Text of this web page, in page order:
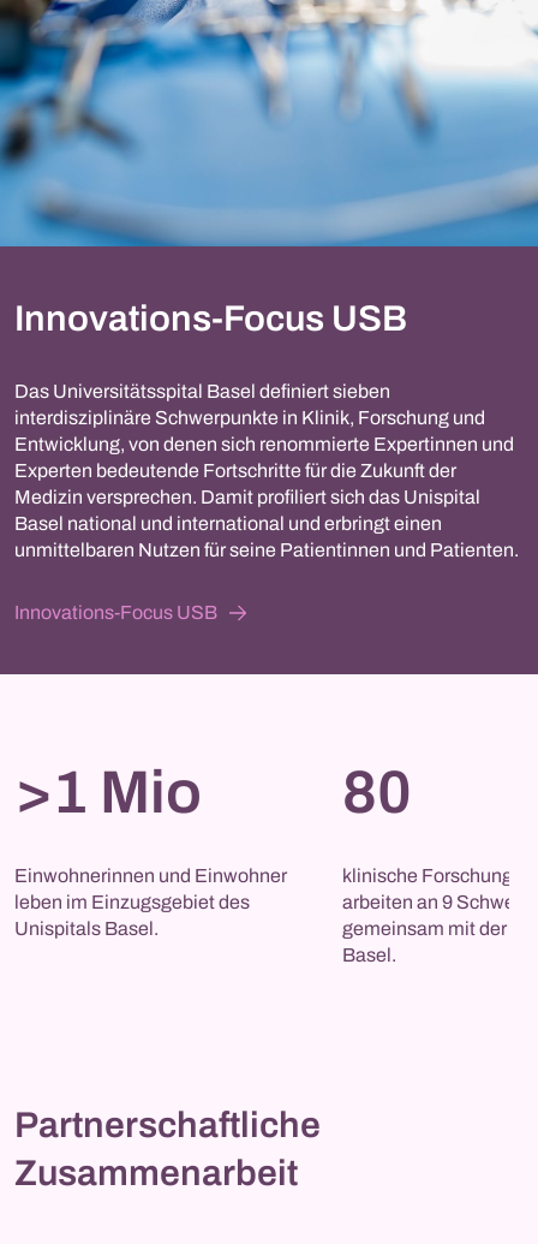
Innovations-Focus USB
Das Universitätsspital Basel definiert sieben
interdisziplinäre Schwerpunkte in Klinik, Forschung und
Entwicklung, von denen sich renommierte Expertinnen und
Experten bedeutende Fortschritte für die Zukunft der
Medizin versprechen. Damit profiliert sich das Unispital
Basel national und international und erbringt einen
unmittelbaren Nutzen für seine Patientinnen und Patienten.
Innovations-Focus USB
>1 Mio
Einwohnerinnen und Einwohner
leben im Einzugsgebiet des
Unispitals Basel.
80
klinische
arbeiten an 9
gemeinsam mit der
Basel.
Partnerschaftliche
Zusammenarbeit